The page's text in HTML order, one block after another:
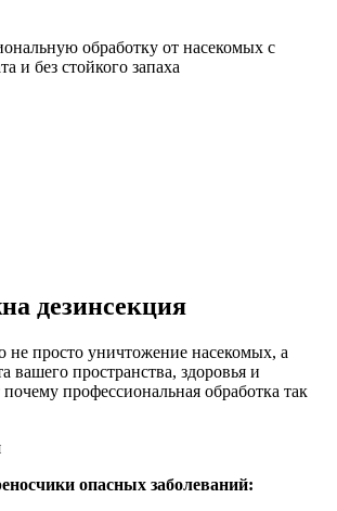
обработку от насекомых с
и без стойкого запаха
дезинсекция
не просто уничтожение насекомых, а
вашего пространства, здоровья и
профессиональная обработка так
опасных заболеваний: